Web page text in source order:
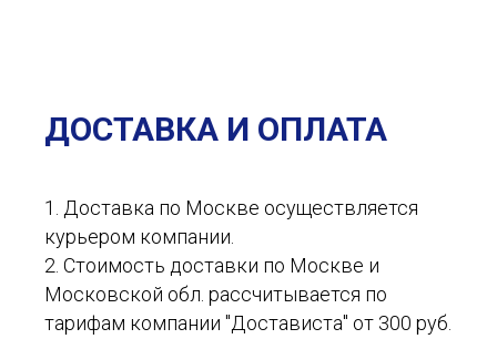
ДОСТАВКА И ОПЛАТА
1. Доставка по Москве осуществляется
курьером компании.
2. Стоимость доставки по Москве и
Московской обл. рассчитывается по
тарифам компании "Достависта" от 300 руб.